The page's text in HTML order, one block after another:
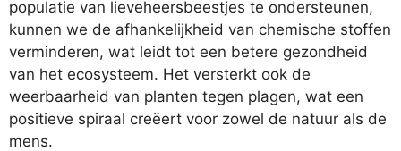
populatie van lieveheersbeestjes te ondersteunen,
kunnen we de afhankelijkheid van chemische stoffen
verminderen, wat leidt tot een betere gezondheid
van het ecosysteem. Het versterkt ook de
weerbaarheid van planten tegen plagen, wat een
positieve spiraal creëert voor zowel de natuur als de
mens.